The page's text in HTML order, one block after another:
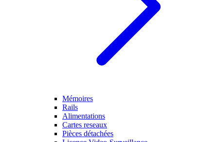
Mémoires
Rails
Alimentations
Cartes reseaux
Pièces détachées